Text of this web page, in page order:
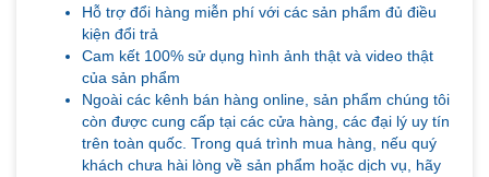
Hỗ trợ đổi hàng miễn phí với các sản phẩm đủ điều
kiện đổi trả
Cam kết 100% sử dụng hình ảnh thật và video thật
của sản phẩm
Ngoài các kênh bán hàng online, sản phẩm chúng tôi
còn được cung cấp tại các cửa hàng, các đại lý uy tín
trên toàn quốc. Trong quá trình mua hàng, nếu quý
khách chưa hài lòng về sản phẩm hoặc dịch vụ, hãy